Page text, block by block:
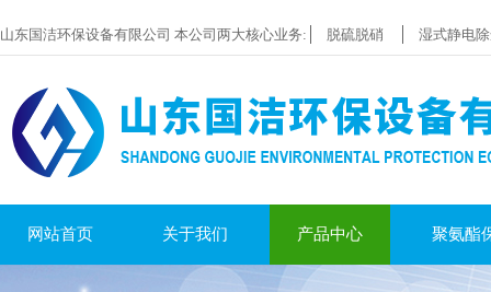
山东国洁环保设备有限公司 本公司两大核心业务: 脱硫脱硝 湿式静电
网站首页 关于我们 产品中心 聚氨酯